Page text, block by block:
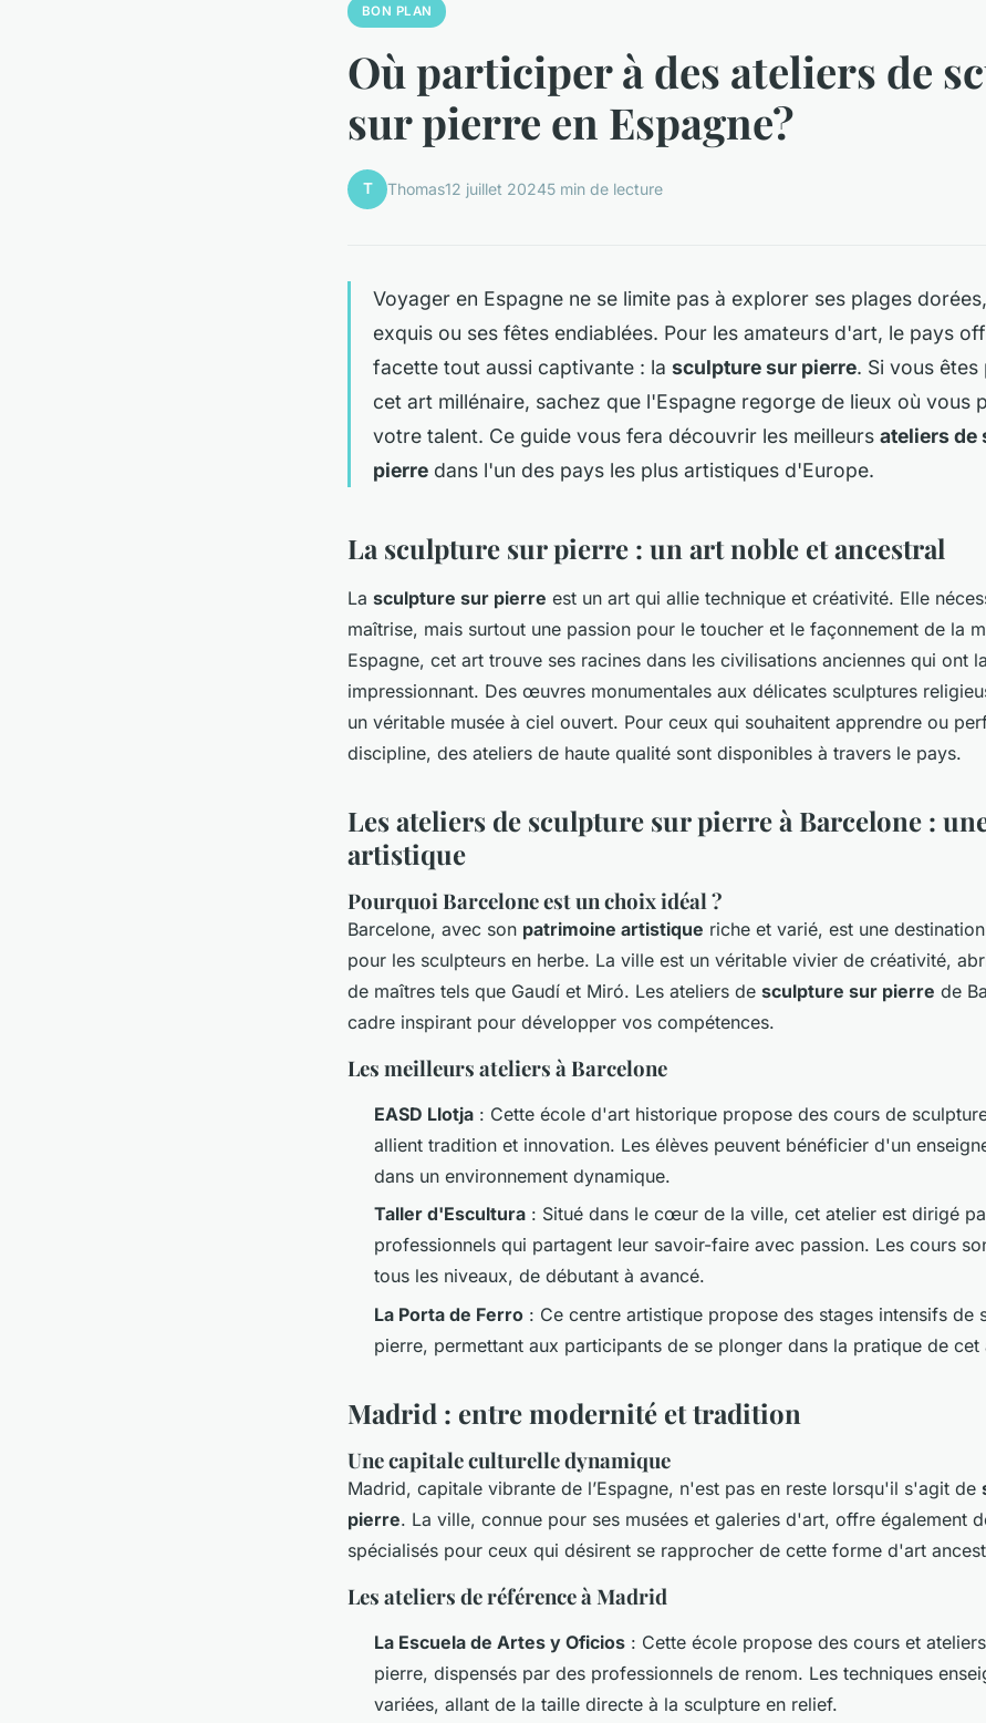
BON PLAN
Où participer à des ateliers de
sur pierre en Espagne?
T Thomas12 juillet 20245 min de lecture
Voyager en Espagne ne se limite pas à explorer ses plages
exquis ou ses fêtes endiablées. Pour les amateurs d'art, le pays
facette tout aussi captivante : la sculpture sur pierre. Si vous
cet art millénaire, sachez que l'Espagne regorge de lieux où vous
votre talent. Ce guide vous fera découvrir les meilleurs ateliers de
pierre dans l'un des pays les plus artistiques d'Europe.
La sculpture sur pierre : un art noble et ancestral
La sculpture sur pierre est un art qui allie technique et créativité. Elle
maîtrise, mais surtout une passion pour le toucher et le façonnement de la
Espagne, cet art trouve ses racines dans les civilisations anciennes qui ont
impressionnant. Des œuvres monumentales aux délicates sculptures
un véritable musée à ciel ouvert. Pour ceux qui souhaitent apprendre ou
discipline, des ateliers de haute qualité sont disponibles à travers le pays.
Les ateliers de sculpture sur pierre à Barcelone :
artistique
Pourquoi Barcelone est un choix idéal ?
Barcelone, avec son patrimoine artistique riche et varié, est une
pour les sculpteurs en herbe. La ville est un véritable vivier de créativité,
de maîtres tels que Gaudí et Miró. Les ateliers de sculpture sur pierre de
cadre inspirant pour développer vos compétences.
Les meilleurs ateliers à Barcelone
EASD Llotja : Cette école d'art historique propose des cours de
allient tradition et innovation. Les élèves peuvent bénéficier d'un
dans un environnement dynamique.
Taller d'Escultura : Situé dans le cœur de la ville, cet atelier est dirigé
professionnels qui partagent leur savoir-faire avec passion. Les cours
tous les niveaux, de débutant à avancé.
La Porta de Ferro : Ce centre artistique propose des stages intensifs de
pierre, permettant aux participants de se plonger dans la pratique de cet
Madrid : entre modernité et tradition
Une capitale culturelle dynamique
Madrid, capitale vibrante de l’Espagne, n'est pas en reste lorsqu'il s'agit de
pierre. La ville, connue pour ses musées et galeries d'art, offre également
spécialisés pour ceux qui désirent se rapprocher de cette forme d'art
Les ateliers de référence à Madrid
La Escuela de Artes y Oficios : Cette école propose des cours et
pierre, dispensés par des professionnels de renom. Les techniques
variées, allant de la taille directe à la sculpture en relief.